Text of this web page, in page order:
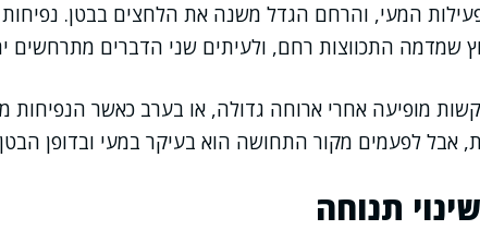
המעי, והרחם הגדל משנה את הלחצים בבטן. נפיחות
שמדמה התכווצות רחם, ולעיתים שני הדברים מתרחשים
מופיעה אחרי ארוחה גדולה, או בערב כאשר הנפיחות
אבל לפעמים מקור התחושה הוא בעיקר במעי ובדופן
תנוחה